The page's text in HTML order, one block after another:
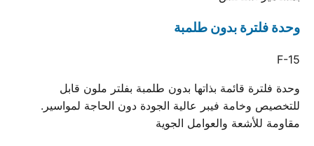
وحدة فلترة بدون طلمبة
F-15
وحدة فلترة قائمة بذاتها بدون طلمبة بفلتر ملون قابل
للتخصيص وخامة فيبر عالية الجودة دون الحاجة لمواسير.
مقاومة للأشعة والعوامل الجوية